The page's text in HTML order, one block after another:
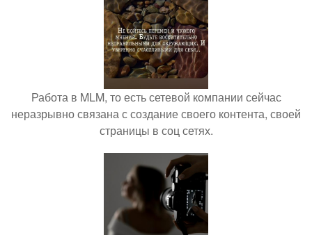
Работа в MLM, то есть сетевой компании сейчас
неразрывно связана с создание своего контента, своей
страницы в соц сетях.